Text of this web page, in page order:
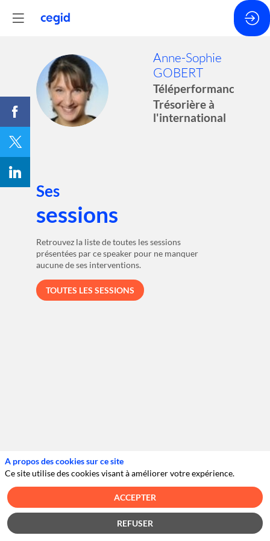
AG
Anne-Sophie
GOBERT
Téléperformance
Trésorière à
l'international
Ses
sessions
Retrouvez la liste de toutes les sessions
présentées par ce speaker pour ne manquer
aucune de ses interventions.
TOUTES LES SESSIONS
A propos des cookies sur ce site
Ce site utilise des cookies visant à améliorer votre expérience.
ACCEPTER
REFUSER